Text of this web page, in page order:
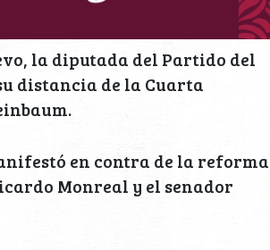
la diputada del Partido del
distancia de la Cuarta
en contra de la reforma
Monreal y el senador